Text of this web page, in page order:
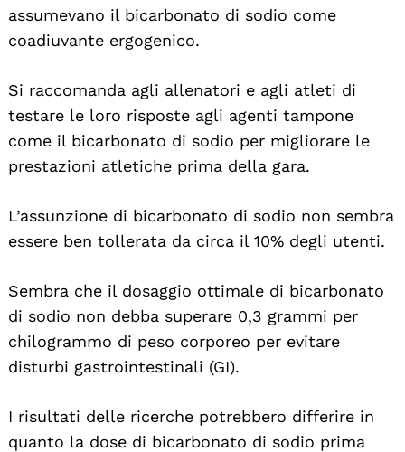
assumevano il bicarbonato di sodio come
coadiuvante ergogenico.
Si raccomanda agli allenatori e agli atleti di
testare le loro risposte agli agenti tampone
come il bicarbonato di sodio per migliorare le
prestazioni atletiche prima della gara.
L’assunzione di bicarbonato di sodio non sembra
essere ben tollerata da circa il 10% degli utenti.
Sembra che il dosaggio ottimale di bicarbonato
di sodio non debba superare 0,3 grammi per
chilogrammo di peso corporeo per evitare
disturbi gastrointestinali (GI).
I risultati delle ricerche potrebbero differire in
quanto la dose di bicarbonato di sodio prima